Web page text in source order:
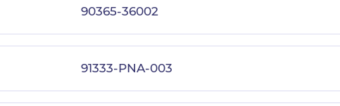
90365-36002
91333-PNA-003